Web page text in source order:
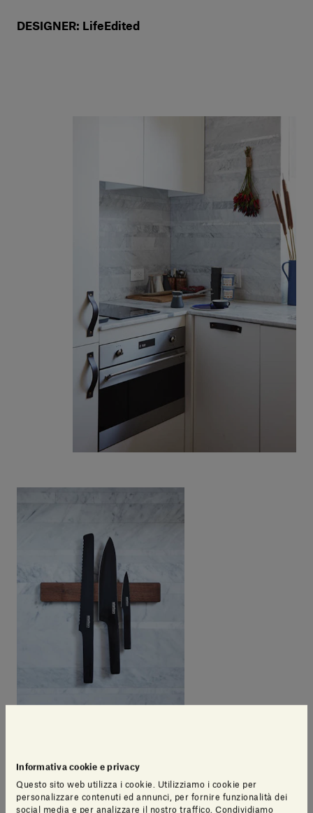
Informativa cookie e privacy
Questo sito web utilizza i cookie. Utilizziamo i cookie per
personalizzare contenuti ed annunci, per fornire funzionalità dei
social media e per analizzare il nostro traffico. Condividiamo
DESIGNER: LifeEdited